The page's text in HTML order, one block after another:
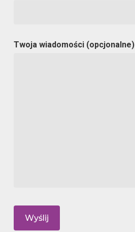
Twoja wiadomości (opcjonalne)